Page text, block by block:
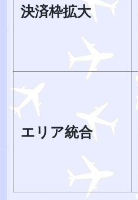
決済枠拡大
エリア統合